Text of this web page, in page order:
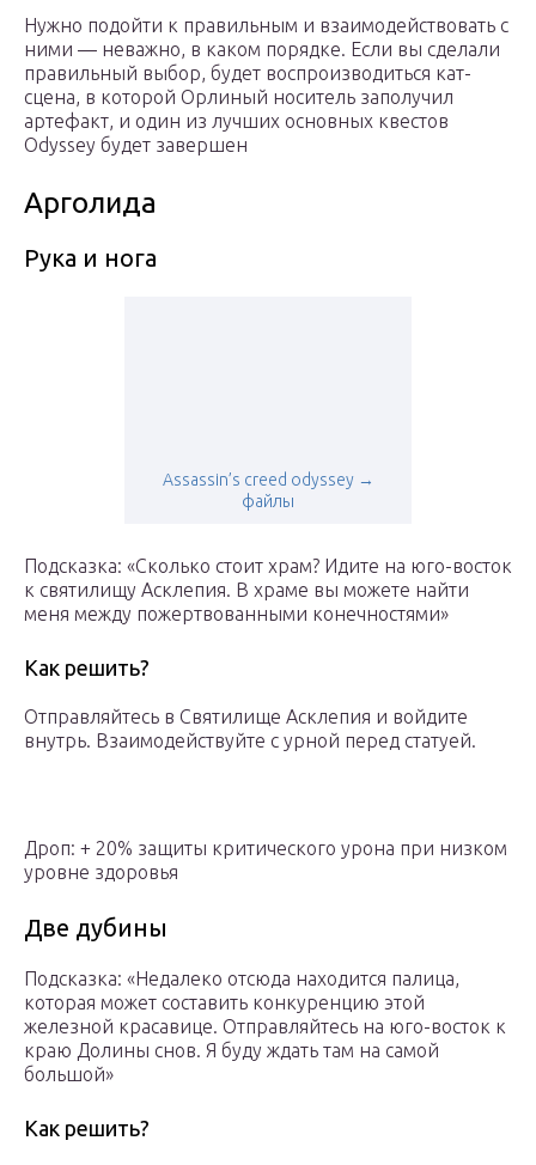
Нужно подойти к правильным и взаимодействовать с
ними — неважно, в каком порядке. Если вы сделали
правильный выбор, будет воспроизводиться кат-
сцена, в которой Орлиный носитель заполучил
артефакт, и один из лучших основных квестов
Odyssey будет завершен
Арголида
Рука и нога
Assassin’s creed odyssey →
файлы
Подсказка: «Сколько стоит храм? Идите на юго-восток
к святилищу Асклепия. В храме вы можете найти
меня между пожертвованными конечностями»
Как решить?
Отправляйтесь в Святилище Асклепия и войдите
внутрь. Взаимодействуйте с урной перед статуей.
Дроп: + 20% защиты критического урона при низком
уровне здоровья
Две дубины
Подсказка: «Недалеко отсюда находится палица,
которая может составить конкуренцию этой
железной красавице. Отправляйтесь на юго-восток к
краю Долины снов. Я буду ждать там на самой
большой»
Как решить?